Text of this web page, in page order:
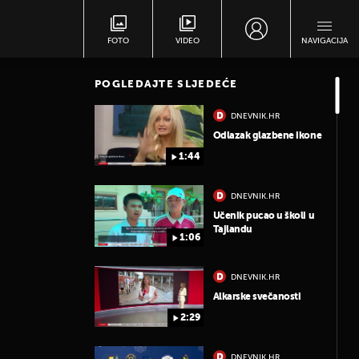
FOTO VIDEO NAVIGACIJA
POGLEDAJTE SLJEDEĆE
1:44
DNEVNIK.HR
Odlazak glazbene ikone
1:06
DNEVNIK.HR
Učenik pucao u školi u
Tajlandu
2:29
DNEVNIK.HR
Alkarske svečanosti